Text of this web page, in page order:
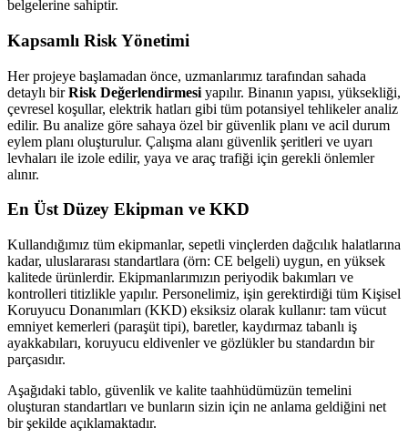
belgelerine sahiptir.
Kapsamlı Risk Yönetimi
Her projeye başlamadan önce, uzmanlarımız tarafından sahada
detaylı birRisk Değerlendirmesi yapılır. Binanın yapısı, yüksekliği,
çevresel koşullar, elektrik hatları gibi tüm potansiyel tehlikeler analiz
edilir. Bu analize göre sahaya özel bir güvenlik planı ve acil durum
eylem planı oluşturulur. Çalışma alanı güvenlik şeritleri ve uyarı
levhaları ile izole edilir, yaya ve araç trafiği için gerekli önlemler
alınır.
En Üst Düzey Ekipman ve KKD
Kullandığımız tüm ekipmanlar, sepetli vinçlerden dağcılık halatlarına
kadar, uluslararası standartlara (örn: CE belgeli) uygun, en yüksek
kalitede ürünlerdir. Ekipmanlarımızın periyodik bakımları ve
kontrolleri titizlikle yapılır. Personelimiz, işin gerektirdiği tüm Kişisel
Koruyucu Donanımları (KKD) eksiksiz olarak kullanır: tam vücut
emniyet kemerleri (paraşüt tipi), baretler, kaydırmaz tabanlı iş
ayakkabıları, koruyucu eldivenler ve gözlükler bu standardın bir
parçasıdır.
Aşağıdaki tablo, güvenlik ve kalite taahhüdümüzün temelini
oluşturan standartları ve bunların sizin için ne anlama geldiğini net
bir şekilde açıklamaktadır.